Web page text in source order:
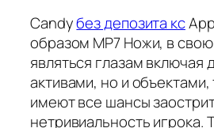
Candyбез депозита кс
образом MP7 Ножи, в
являться глазам включая
активами, но и объектами,
имеют все шансы
нетривиальность игрока.